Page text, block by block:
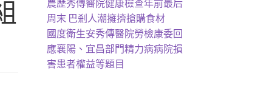
上
一
篇
文
章:
農歷秀傳醫院健康檢查年前最后
周末 巴剎人潮擁擠搶購食材
下
一
篇
國度衛生安秀傳醫院勞檢康委回
應襄陽、宜昌部門精力病病院損
害患者權益等題目